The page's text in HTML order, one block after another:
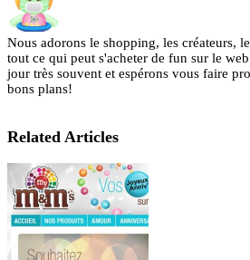
Nous adorons le shopping, les créateurs,
tout ce qui peut s'acheter de fun sur le
jour très souvent et espérons vous faire
bons plans!
Related Articles